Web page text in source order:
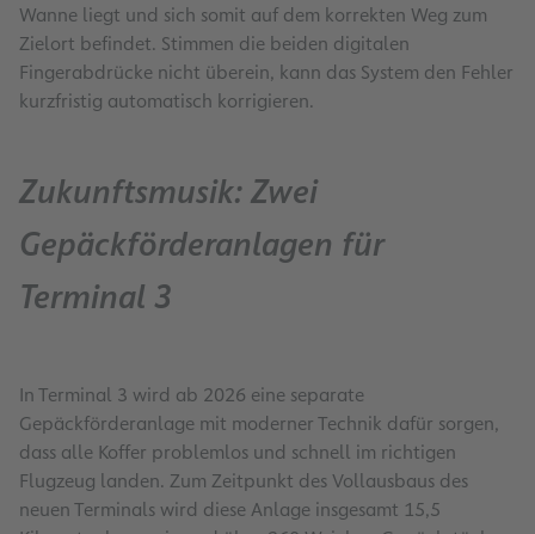
Wanne liegt und sich somit auf dem korrekten Weg zum
Zielort befindet. Stimmen die beiden digitalen
Fingerabdrücke nicht überein, kann das System den Fehler
kurzfristig automatisch korrigieren.
Zukunftsmusik: Zwei
Gepäckförderanlagen für
Terminal 3
In Terminal 3 wird ab 2026 eine separate
Gepäckförderanlage mit moderner Technik dafür sorgen,
dass alle Koffer problemlos und schnell im richtigen
Flugzeug landen. Zum Zeitpunkt des Vollausbaus des
neuen Terminals wird diese Anlage insgesamt 15,5